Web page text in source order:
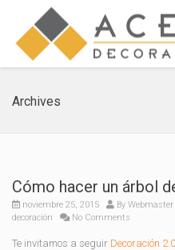
Archives
Cómo hacer un árbol
noviembre 25, 2015 By Webmaster
decoración
No Comments
Te invitamos a seguir Decoración 2.0